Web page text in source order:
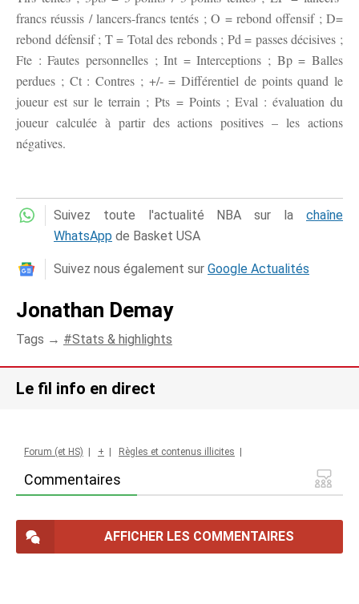
francs réussis / lancers-francs tentés ; O = rebond offensif ; D=
rebond défensif ; T = Total des rebonds ; Pd = passes décisives ;
Fte : Fautes personnelles ; Int = Interceptions ; Bp = Balles
perdues ; Ct : Contres ; +/- = Différentiel de points quand le
joueur est sur le terrain ; Pts = Points ; Eval : évaluation du
joueur calculée à partir des actions positives – les actions
négatives.
Suivez toute l'actualité NBA sur la chaîne
WhatsApp de Basket USA
Suivez nous également sur Google Actualités
Jonathan Demay
Tags → Stats & highlights
Le fil info en direct
Commentaires
Forum (et HS) + Règles et contenus illicites
AFFICHER LES COMMENTAIRES